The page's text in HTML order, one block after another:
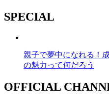
SPECIAL
親子で夢中になれる！
の魅力って何だろう
OFFICIAL